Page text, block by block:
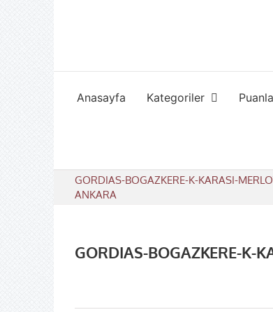
Anasayfa Kategoriler
GORDIAS-BOGAZKERE-K-KARASI-
ANKARA
GORDIAS-BOGAZKERE-K-